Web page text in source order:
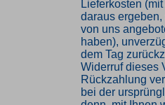
Lieferkosten
daraus
von uns
haben),
dem Tag
Widerruf dieses
Rückzahlung
bei der